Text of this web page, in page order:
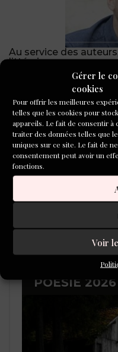
Gérer le
cookies
Pour offrir les meilleures
telles que les cookies pour
appareils. Le fait de consentir
traiter des données telles que
uniques sur ce site. Le fait de
consentement peut avoir un
fonctions.
Voir
Au service des
littéraire
CONCOURS
2026
LAURÉATS
POÉSIE 2026